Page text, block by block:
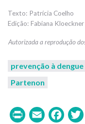
Patrícia Coelho
Fabiana Kloeckner
prevenção à dengue
Partenon
PrintEmail